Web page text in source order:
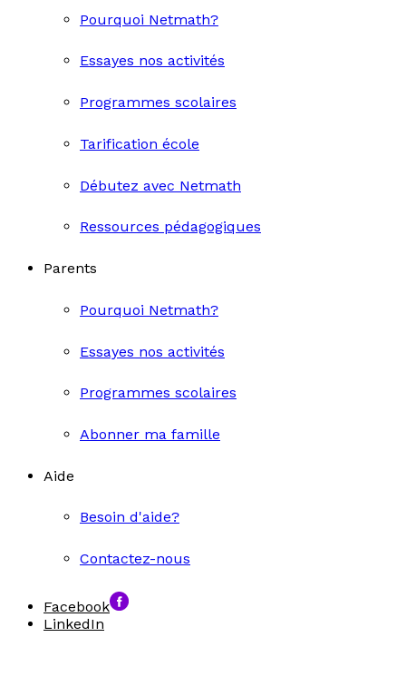
Pourquoi Netmath?
Essayes nos activités
Programmes scolaires
Tarification école
Débutez avec Netmath
Ressources pédagogiques
Parents
Pourquoi Netmath?
Essayes nos activités
Programmes scolaires
Abonner ma famille
Aide
Besoin d'aide?
Contactez-nous
Facebook
LinkedIn